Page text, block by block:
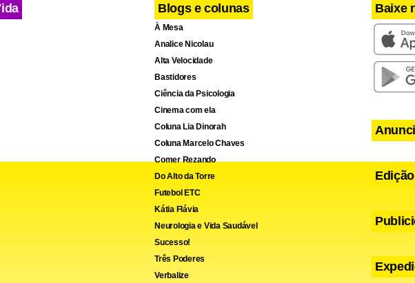
Blogs e colunas
À Mesa
Analice Nicolau
Alta Velocidade
Bastidores
Ciência da Psicologia
Cinema com ela
Coluna Lia Dinorah
Coluna Marcelo Chaves
Comer Rezando
Do Alto da Torre
Futebol ETC
Kátia Flávia
Neurologia e Vida Saudável
Sucesso!
Três Poderes
Verbalize
Baixe